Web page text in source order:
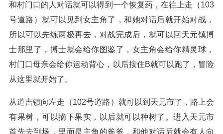
和村门口的人对话就可以得到一个恢复药，在往上走（103
号道路）就可以见到女主角了，和她对话后就开始对战，
所以可以先练两极再去，对战完成后，就可以回天元镇博
士那里了，博士就会给你图鉴了，女主角会给你精灵球，
村门口母亲会给你运动背心，以后按住B就可以跑了，冒险
从这里就开始了。
从道吉镇向左走（102号道路）就可以到天元市了，路上会
有果树，可以摘下果实，以后就可以种树了。进入天元市
首先去到场，里面是主角的爸爸，和他对话后就会有人向